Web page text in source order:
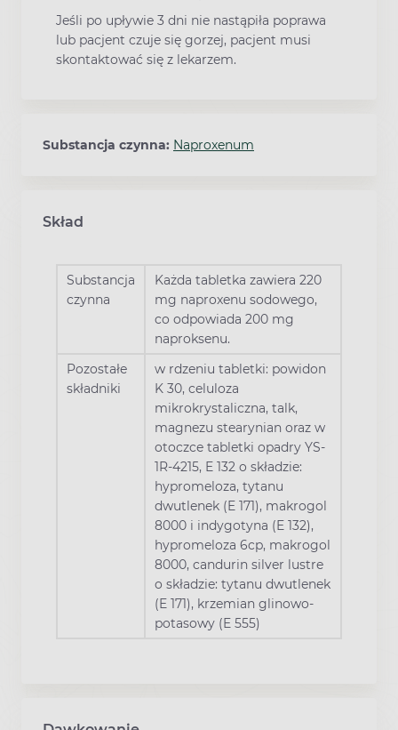
Jeśli po upływie 3 dni nie nastąpiła poprawa
lub pacjent czuje się gorzej, pacjent musi
skontaktować się z lekarzem.
Substancja czynna: Naproxenum
Skład
Substancja
czynna
Każda tabletka zawiera 220
mg naproxenu sodowego,
co odpowiada 200 mg
naproksenu.
Pozostałe
składniki
w rdzeniu tabletki: powidon
K 30, celuloza
mikrokrystaliczna, talk,
magnezu stearynian oraz w
otoczce tabletki opadry YS-
1R-4215, E 132 o składzie:
hypromeloza, tytanu
dwutlenek (E 171), makrogol
8000 i indygotyna (E 132),
hypromeloza 6cp, makrogol
8000, candurin silver lustre
o składzie: tytanu dwutlenek
(E 171), krzemian glinowo-
potasowy (E 555)